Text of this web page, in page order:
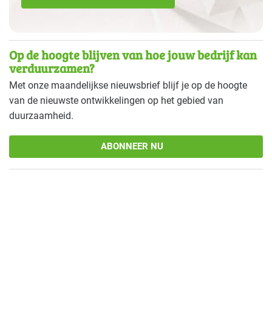
Op de hoogte blijven van hoe jouw bedrijf kan
verduurzamen?
Met onze maandelijkse nieuwsbrief blijf je op de hoogte
van de nieuwste ontwikkelingen op het gebied van
duurzaamheid.
ABONNEER NU